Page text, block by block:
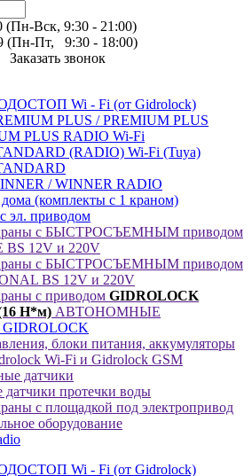
(Пн-Вск, 9:30 - 21:00)
(Пн-Пт, 9:30 - 18:00)
Заказать звонок
Wi - Fi (от Gidrolock)
PLUS / PREMIUM PLUS
PLUS RADIO Wi-Fi
(RADIO) Wi-Fi (Tuya)
/ WINNER RADIO
дома (комплекты с 1 краном)
эл. приводом
с БЫСТРОСЪЕМНЫМ приводом
BS 12V и 220V
с БЫСТРОСЪЕМНЫМ приводом
BS 12V и 220V
с приводом GIDROLOCK
Н*м) АВТОНОМНЫЕ
блоки питания, аккумуляторы
Wi-Fi и Gidrolock GSM
датчики
протечки воды
с площадкой под электропривод
оборудование
Wi - Fi (от Gidrolock)